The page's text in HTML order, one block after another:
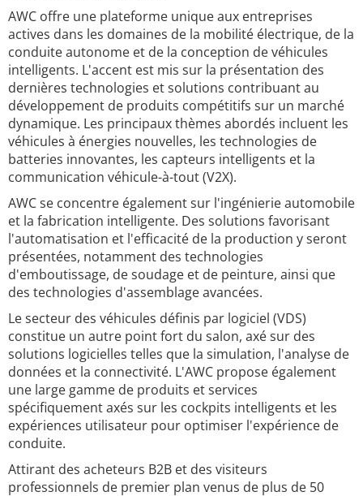
AWC offre une plateforme unique aux entreprises
actives dans les domaines de la mobilité électrique, de la
conduite autonome et de la conception de véhicules
intelligents. L'accent est mis sur la présentation des
dernières technologies et solutions contribuant au
développement de produits compétitifs sur un marché
dynamique. Les principaux thèmes abordés incluent les
véhicules à énergies nouvelles, les technologies de
batteries innovantes, les capteurs intelligents et la
communication véhicule-à-tout (V2X).
AWC se concentre également sur l'ingénierie automobile
et la fabrication intelligente. Des solutions favorisant
l'automatisation et l'efficacité de la production y seront
présentées, notamment des technologies
d'emboutissage, de soudage et de peinture, ainsi que
des technologies d'assemblage avancées.
Le secteur des véhicules définis par logiciel (VDS)
constitue un autre point fort du salon, axé sur des
solutions logicielles telles que la simulation, l'analyse de
données et la connectivité. L'AWC propose également
une large gamme de produits et services
spécifiquement axés sur les cockpits intelligents et les
expériences utilisateur pour optimiser l'expérience de
conduite.
Attirant des acheteurs B2B et des visiteurs
professionnels de premier plan venus de plus de 50